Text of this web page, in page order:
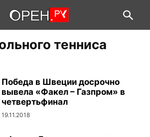
тенниса
Победа в Швеции досрочно
вывела «Факел – Газпром» в
четвертьфинал
19.11.2018